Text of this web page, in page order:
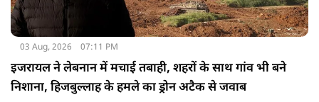
03 Aug, 2026 07:11 PM
इजरायल ने लेबनान में मचाई तबाही, शहरों के साथ गांव भी बने
निशाना, हिजबुल्लाह के हमले का ड्रोन अटैक से जवाब